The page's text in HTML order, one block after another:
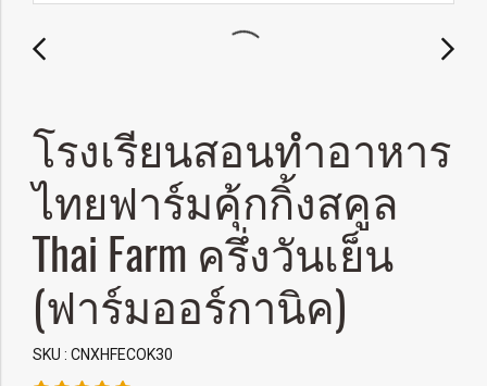
โรงเรียนสอนทำอาหาร
ไทยฟาร์มคุ้กกิ้งสคูล
Thai Farm ครึ่งวันเย็น
(ฟาร์มออร์กานิค)
SKU : CNXHFECOK30